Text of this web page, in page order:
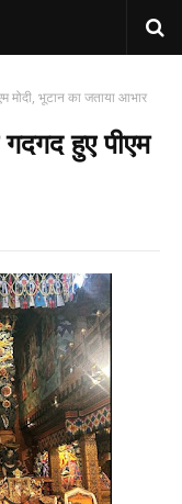
मोदी, भूटान का जताया आभार
हुए पीएम